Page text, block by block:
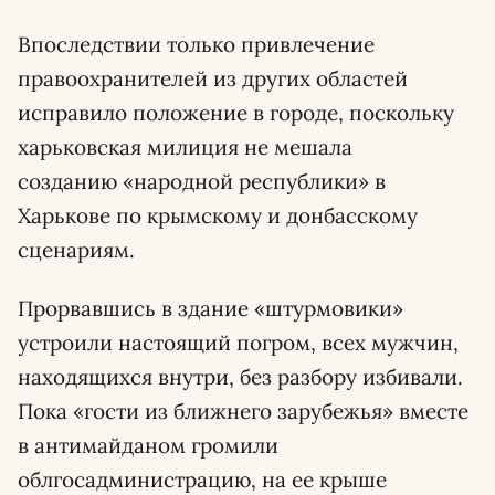
Впоследствии только привлечение
правоохранителей из других областей
исправило положение в городе, поскольку
харьковская милиция не мешала
созданию «народной республики» в
Харькове по крымскому и донбасскому
сценариям.
Прорвавшись в здание «штурмовики»
устроили настоящий погром, всех мужчин,
находящихся внутри, без разбору избивали.
Пока «гости из ближнего зарубежья» вместе
в антимайданом громили
облгосадминистрацию, на ее крыше